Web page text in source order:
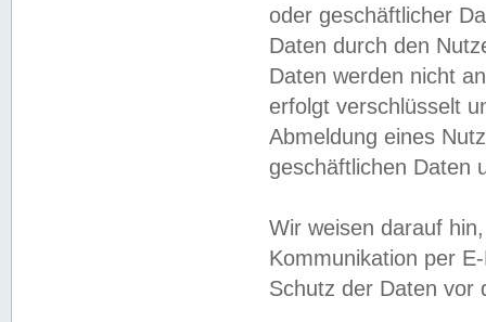
oder geschäftlicher
Daten durch den
Daten werden nicht
erfolgt verschlüsselt
Abmeldung eines
geschäftlichen Daten
Wir weisen darauf
Kommunikation per
Schutz der Daten vor